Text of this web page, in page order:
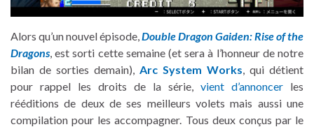
Alors qu’un nouvel épisode,Double Dragon Gaiden: Rise of the
Dragons, est sorti cette semaine (et sera à l’honneur de notre
bilan de sorties demain), Arc System Works, qui détient
pour rappel les droits de la série, vient d’annoncer les
rééditions de deux de ses meilleurs volets mais aussi une
compilation pour les accompagner. Tous deux conçus par le